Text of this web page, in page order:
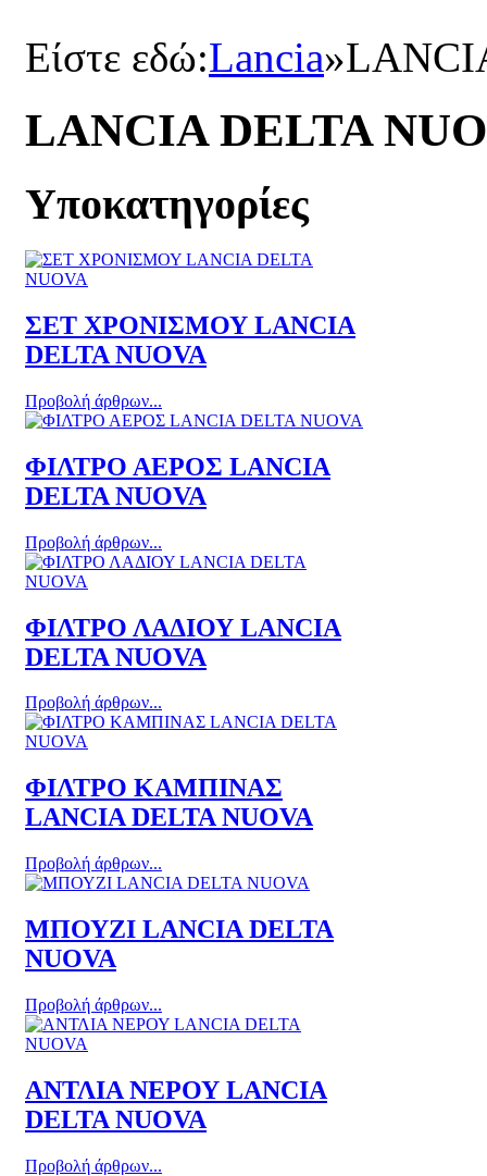
Είστε εδώ:Lancia»
LANCIA DELTA
Υποκατηγορίες
ΣΕΤ ΧΡΟΝΙΣΜΟΥ LANCIA
DELTA NUOVA
Προβολή άρθρων...
ΦΙΛΤΡΟ ΑΕΡΟΣ LANCIA
DELTA NUOVA
Προβολή άρθρων...
ΦΙΛΤΡΟ ΛΑΔΙΟΥ LANCIA
DELTA NUOVA
Προβολή άρθρων...
ΦΙΛΤΡΟ ΚΑΜΠΙΝΑΣ
LANCIA DELTA NUOVA
Προβολή άρθρων...
ΜΠΟΥΖΙ LANCIA DELTA
NUOVA
Προβολή άρθρων...
ΑΝΤΛΙΑ ΝΕΡΟΥ LANCIA
DELTA NUOVA
Προβολή άρθρων...